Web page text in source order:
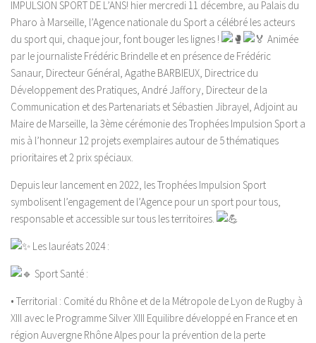
IMPULSION SPORT DE L’ANS! hier mercredi 11 décembre, au Palais du
Pharo à Marseille, l’Agence nationale du Sport a célébré les acteurs
du sport qui, chaque jour, font bouger les lignes !
Animée
par le journaliste Frédéric Brindelle et en présence de Frédéric
Sanaur, Directeur Général, Agathe BARBIEUX, Directrice du
Développement des Pratiques, André Jaffory, Directeur de la
Communication et des Partenariats et Sébastien Jibrayel, Adjoint au
Maire de Marseille, la 3ème cérémonie des Trophées Impulsion Sport a
mis à l’honneur 12 projets exemplaires autour de 5 thématiques
prioritaires et 2 prix spéciaux.
Depuis leur lancement en 2022, les Trophées Impulsion Sport
symbolisent l’engagement de l’Agence pour un sport pour tous,
responsable et accessible sur tous les territoires.
Les lauréats 2024 :
Sport Santé :
• Territorial : Comité du Rhône et de la Métropole de Lyon de Rugby à
XIII avec le Programme Silver XIII Equilibre développé en France et en
région Auvergne Rhône Alpes pour la prévention de la perte